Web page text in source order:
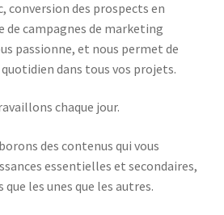
des prospects en
de campagnes de marketing
passionne, et nous permet de
dans tous vos projets.
chaque jour.
des contenus qui vous
essentielles et secondaires,
les unes que les autres.